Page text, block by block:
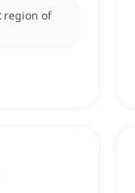
region of